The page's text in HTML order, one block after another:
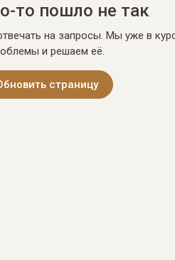
то пошло не так
на запросы. Мы уже в
и решаем её.
страницу